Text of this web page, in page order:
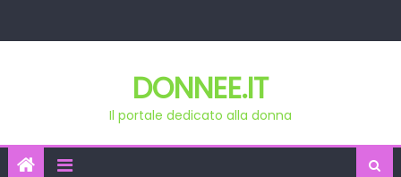
DONNEE.IT
Il portale dedicato alla donna